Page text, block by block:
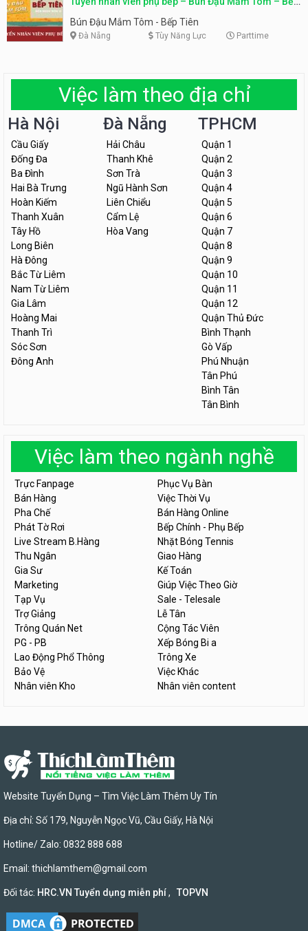
Tiên
Bún Đậu Mắm Tôm - Bếp Tiên
Đà Nẵng Tùy Năng Lực Parttime
Việc làm theo địa chỉ
Hà Nội
Cầu Giấy
Đống Đa
Ba Đình
Hai Bà Trưng
Hoàn Kiếm
Thanh Xuân
Tây Hồ
Long Biên
Hà Đông
Bắc Từ Liêm
Nam Từ Liêm
Gia Lâm
Hoàng Mai
Thanh Trì
Sóc Sơn
Đông Anh
Đà Nẵng
Hải Châu
Thanh Khê
Sơn Trà
Ngũ Hành Sơn
Liên Chiểu
Cẩm Lệ
Hòa Vang
TPHCM
Quận 1
Quận 2
Quận 3
Quận 4
Quận 5
Quận 6
Quận 7
Quận 8
Quận 9
Quận 10
Quận 11
Quận 12
Quận Thủ Đức
Bình Thạnh
Gò Vấp
Phú Nhuận
Tân Phú
Bình Tân
Tân Bình
Việc làm theo ngành nghề
Trực Fanpage
Phục Vụ Bàn
Bán Hàng
Việc Thời Vụ
Pha Chế
Bán Hàng Online
Phát Tờ Rơi
Bếp Chính - Phụ Bếp
Live Stream B.Hàng
Nhặt Bóng Tennis
Thu Ngân
Giao Hàng
Gia Sư
Kế Toán
Marketing
Giúp Việc Theo Giờ
Tạp Vụ
Sale - Telesale
Trợ Giảng
Lễ Tân
Trông Quán Net
Cộng Tác Viên
PG - PB
Xếp Bóng Bi a
Lao Động Phổ Thông
Trông Xe
Bảo Vệ
Việc Khác
Nhân viên Kho
Nhân viên content
Website Tuyển Dụng – Tìm Việc Làm Thêm Uy Tín
Địa chỉ: Số 179, Nguyễn Ngọc Vũ, Cầu Giấy, Hà Nội
Hotline/ Zalo: 0832 888 688
Email: thichlamthem@gmail.com
Đối tác: HRC.VN Tuyển dụng miễn phí, TOPVN